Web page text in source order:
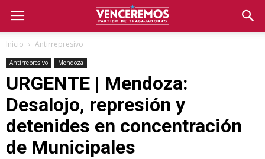
Inicio Antirrepresivo
Antirrepresivo Mendoza
URGENTE | Mendoza:
Desalojo, represión y
detenides en concentración
de Municipales